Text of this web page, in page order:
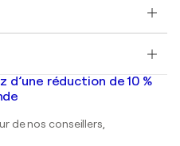
original
réduction de 10 %
de nos conseillers,